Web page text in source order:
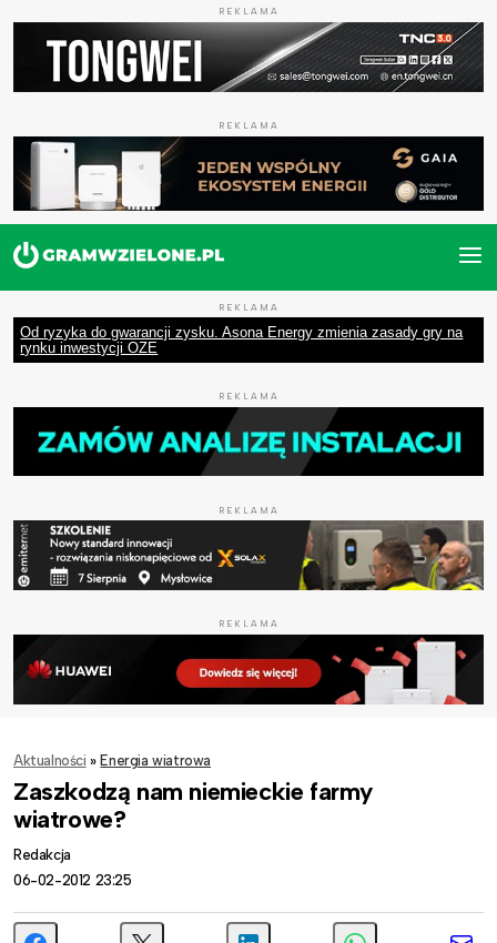
REKLAMA
REKLAMA
REKLAMA
Od ryzyka do gwarancji zysku. Asona Energy zmienia zasady gry na
rynku inwestycji OZE
REKLAMA
REKLAMA
REKLAMA
Aktualności » Energia wiatrowa
Zaszkodzą nam niemieckie farmy
wiatrowe?
Redakcja
06-02-2012 23:25